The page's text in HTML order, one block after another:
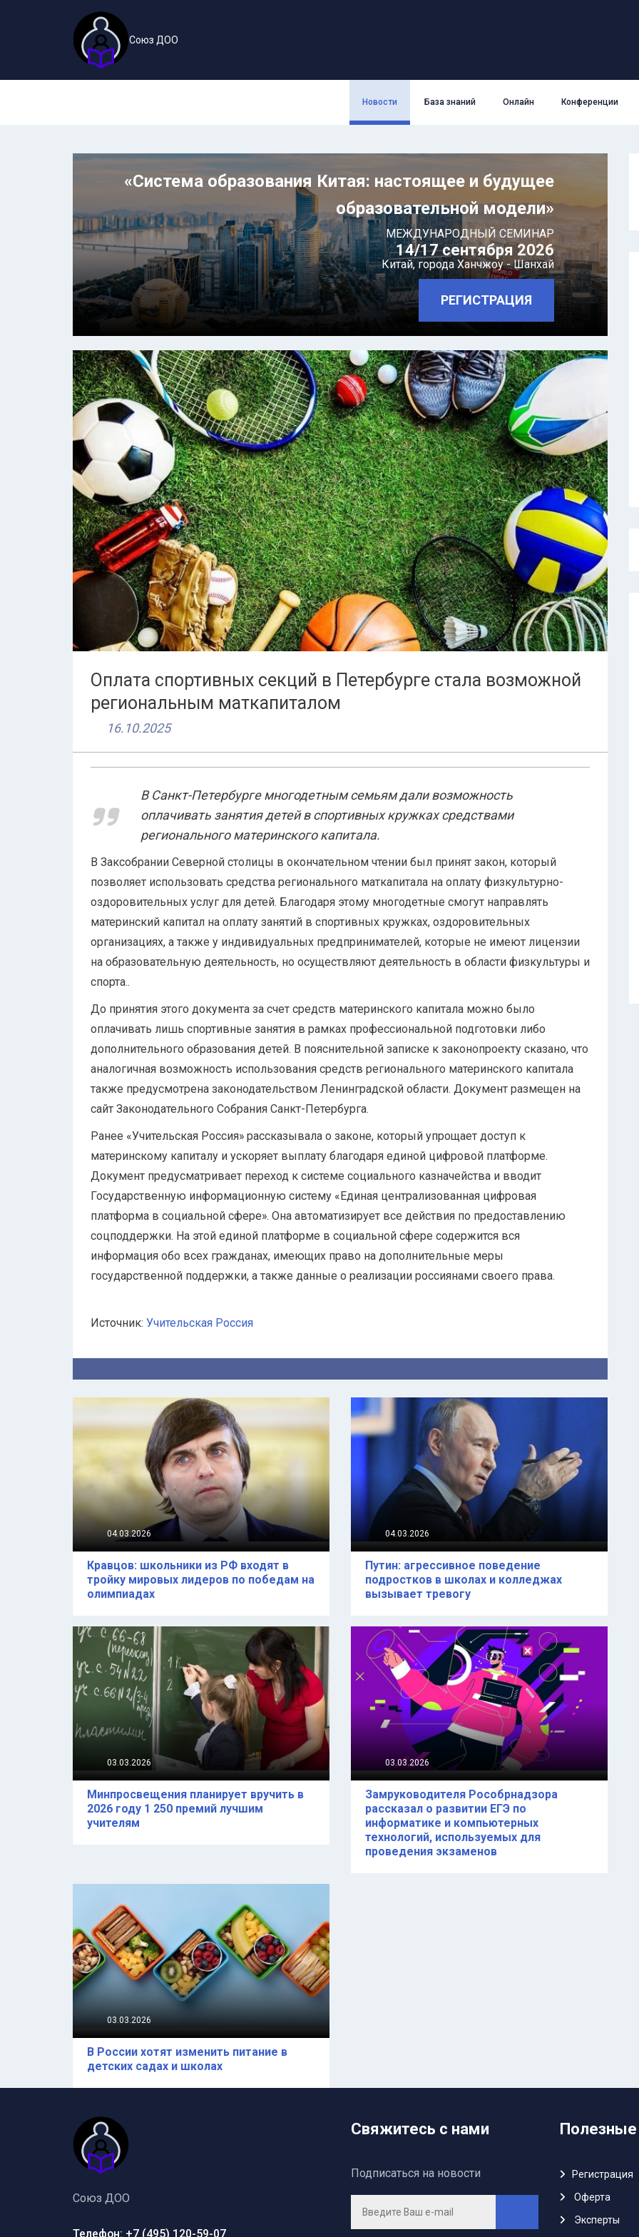
Союз ДОО
Новости База знаний Онлайн Конференции
«Система образования Китая: настоящее и будущее
образовательной модели»
МЕЖДУНАРОДНЫЙ СЕМИНАР
14/17 сентября 2026
Китай,города Ханчжоу - Шанхай
РЕГИСТРАЦИЯ
Оплата спортивных секций в Петербурге стала возможной
региональным маткапиталом
16.10.2025
В Санкт-Петербурге многодетным семьям дали возможность
оплачивать занятия детей в спортивных кружках средствами
регионального материнского капитала.
В Заксобрании Северной столицы в окончательном чтении был принят закон, который
позволяет использовать средства регионального маткапитала на оплату физкультурно-
оздоровительных услуг для детей. Благодаря этому многодетные смогут направлять
материнский капитал на оплату занятий в спортивных кружках, оздоровительных
организациях, а также у индивидуальных предпринимателей, которые не имеют лицензии
на образовательную деятельность, но осуществляют деятельность в области физкультуры и
спорта..
До принятия этого документа за счет средств материнского капитала можно было
оплачивать лишь спортивные занятия в рамках профессиональной подготовки либо
дополнительного образования детей. В пояснительной записке к законопроекту сказано, что
аналогичная возможность использования средств регионального материнского капитала
также предусмотрена законодательством Ленинградской области. Документ размещен на
сайт Законодательного Собрания Санкт-Петербурга.
Ранее «Учительская Россия» рассказывала о законе, который упрощает доступ к
материнскому капиталу и ускоряет выплату благодаря единой цифровой платформе.
Документ предусматривает переход к системе социального казначейства и вводит
Государственную информационную систему «Единая централизованная цифровая
платформа в социальной сфере». Она автоматизирует все действия по предоставлению
соцподдержки. На этой единой платформе в социальной сфере содержится вся
информация обо всех гражданах, имеющих право на дополнительные меры
государственной поддержки, а также данные о реализации россиянами своего права.
Источник: Учительская Россия
04.03.2026
Кравцов: школьники из РФ входят в
тройку мировых лидеров по победам на
олимпиадах
04.03.2026
Путин: агрессивное поведение
подростков в школах и колледжах
вызывает тревогу
03.03.2026
Минпросвещения планирует вручить в
2026 году 1 250 премий лучшим
учителям
03.03.2026
Замруководителя Рособрнадзора
рассказал о развитии ЕГЭ по
информатике и компьютерных
технологий, используемых для
проведения экзаменов
03.03.2026
В России хотят изменить питание в
детских садах и школах
Союз ДОО
Телефон: +7 (495) 120-59-07
Свяжитесь с нами
Подписаться на новости
Регистрация
Oферта
Эксперты